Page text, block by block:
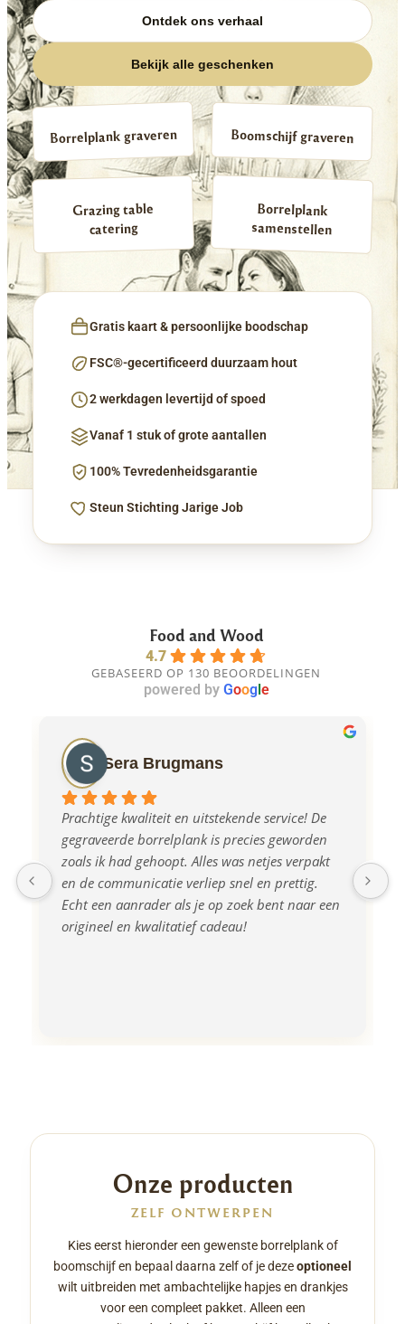
Ontdek ons verhaal
Bekijk alle geschenken
Borrelplank graveren Boomschijf graveren
Grazing table
catering
Borrelplank
samenstellen
Gratis kaart & persoonlijke boodschap
FSC®-gecertificeerd duurzaam hout
2 werkdagen levertijd of spoed
Vanaf 1 stuk of grote aantallen
100% Tevredenheidsgarantie
Steun Stichting Jarige Job
Food and Wood
4.7
GEBASEERD OP 130 BEOORDELINGEN
powered by Googl e
Sera Brugmans
Prachtige kwaliteit en uitstekende service! De
gegraveerde borrelplank is precies geworden
zoals ik had gehoopt. Alles was netjes verpakt
en de communicatie verliep snel en prettig.
Echt een aanrader als je op zoek bent naar een
origineel en kwalitatief cadeau!
Onze producten
ZELF ONTWERPEN
Kies eerst hieronder een gewenste borrelplank of
boomschijf en bepaal daarna zelf of je dezeoptioneel
wilt uitbreiden met ambachtelijke hapjes en drankjes
voor een compleet pakket. Alleen een